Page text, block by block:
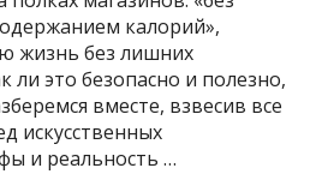
калорий»,
жизнь без лишних
ли это безопасно и полезно,
вместе, взвесив все
искусственных
и реальность …